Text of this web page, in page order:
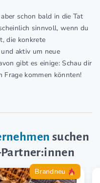
schon bald in die Tat
sinnvoll, wenn du
die konkrete
aktiv um neue
gibt es einige: Schau dir
Frage kommen könnten!
suchen
Brandneu